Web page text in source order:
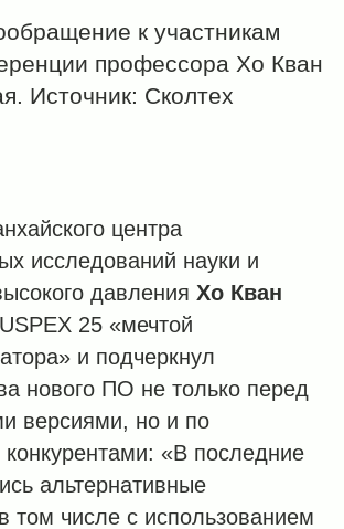
к участникам
профессора Хо Кван
Источник: Сколтех
центра
исследований науки и
давления Хо Кван
25 «мечтой
и подчеркнул
нового ПО не только перед
версиями, но и по
«В последние
альтернативные
том числе с использованием